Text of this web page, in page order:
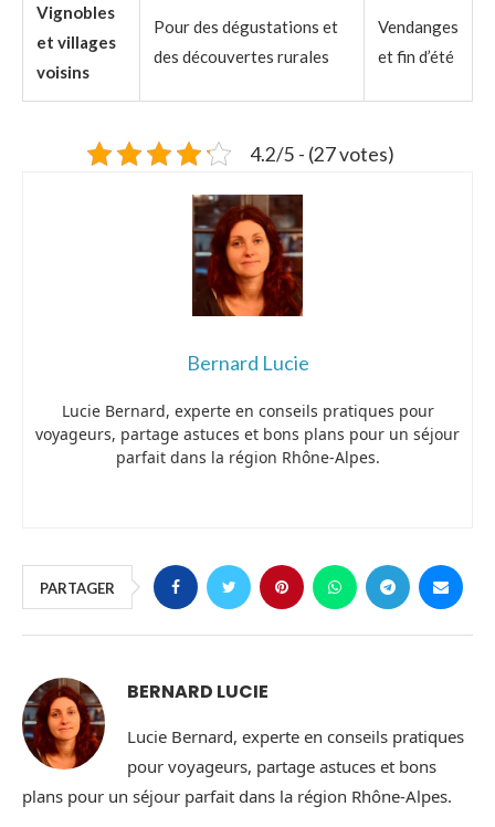
Vignobles
et villages
voisins
Pour des dégustations et
des découvertes rurales
Vendanges
et fin d’été
4.2/5 - (27 votes)
Bernard Lucie
Lucie Bernard, experte en conseils pratiques pour
voyageurs, partage astuces et bons plans pour un séjour
parfait dans la région Rhône-Alpes.
PARTAGER
BERNARD LUCIE
Lucie Bernard, experte en conseils pratiques
pour voyageurs, partage astuces et bons
plans pour un séjour parfait dans la région Rhône-Alpes.